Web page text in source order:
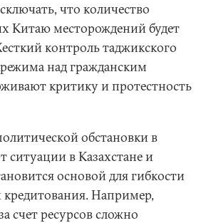
что количество
Китаю месторождений будет
контроль таджикского
над гражданским
критику и протестность
обстановки в
ситуации в Казахстане и
основой для гибкости
Например,
счет ресурсов сложно